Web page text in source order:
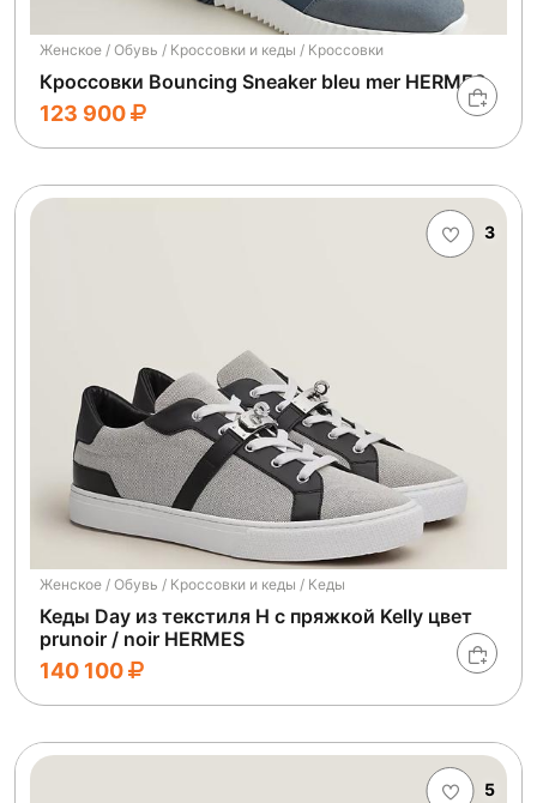
Женское / Обувь / Кроссовки и кеды / Кроссовки
Кроссовки Bouncing Sneaker bleu mer HERMES
123 900
3
Женское / Обувь / Кроссовки и кеды / Кеды
Кеды Day из текстиля H с пряжкой Kelly цвет
prunoir / noir HERMES
140 100
5